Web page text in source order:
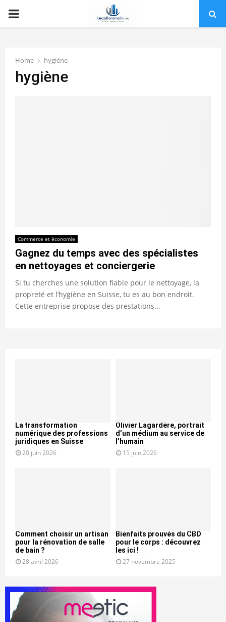
PRIMARY
Home hygiène
hygiène
Commerce et économie
Gagnez du temps avec des spécialistes
en nettoyages et conciergerie
Si tu cherches une solution fiable pour le nettoyage, la
propreté et l’hygiène en Suisse, tu es au bon endroit.
Cette entreprise propose des prestations...
La transformation
numérique des professions
juridiques en Suisse
20 juin 2026
Olivier Lagardère, portrait
d’un médium au service de
l’humain
15 juin 2026
Comment choisir un artisan
pour la rénovation de salle
de bain ?
28 avril 2026
Bienfaits prouvés du CBD
pour le corps : découvrez
les ici !
27 novembre 2025